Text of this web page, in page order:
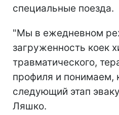
специальные поезда.
"Мы в ежедневном
загруженность коек
травматического,
профиля и понимаем,
следующий этап
Ляшко.